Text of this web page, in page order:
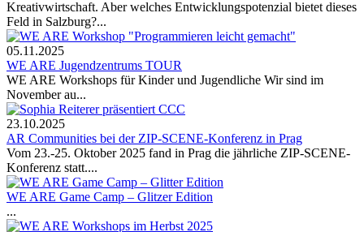
Kreativwirtschaft. Aber welches Entwicklungspotenzial bietet dieses
Feld in Salzburg?...
05.11.2025
WE ARE Jugendzentrums TOUR
WE ARE Workshops für Kinder und Jugendliche Wir sind im
November au...
23.10.2025
AR Communities bei der ZIP-SCENE-Konferenz in Prag
Vom 23.-25. Oktober 2025 fand in Prag die jährliche ZIP-SCENE-
Konferenz statt....
WE ARE Game Camp – Glitzer Edition
...